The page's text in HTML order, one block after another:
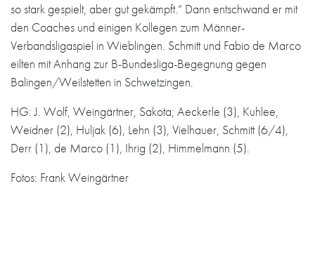
so stark gespielt, aber gut gekämpft.“ Dann entschwand er mit
den Coaches und einigen Kollegen zum Männer-
Verbandsligaspiel in Wieblingen. Schmitt und Fabio de Marco
eilten mit Anhang zur B-Bundesliga-Begegnung gegen
Balingen/Weilstetten in Schwetzingen.
HG: J. Wolf, Weingärtner, Sakota; Aeckerle (3), Kuhlee,
Weidner (2), Huljak (6), Lehn (3), Vielhauer, Schmitt (6/4),
Derr (1), de Marco (1), Ihrig (2), Himmelmann (5).
Fotos: Frank Weingärtner